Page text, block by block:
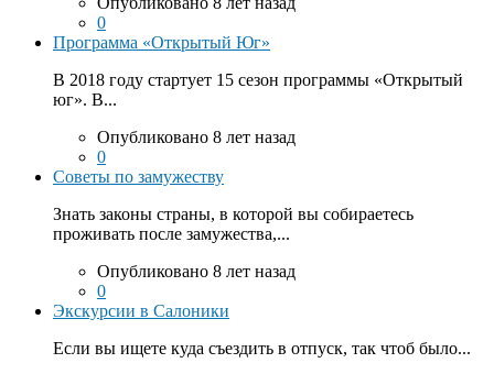
0
Программа «Открытый Юг»
В 2018 году стартует 15 сезон программы «Открытый
юг». В...
Опубликовано 8 лет назад
0
Советы по замужеству
Знать законы страны, в которой вы собираетесь
проживать после замужества,...
Опубликовано 8 лет назад
0
Экскурсии в Салоники
Если вы ищете куда съездить в отпуск, так чтоб было...